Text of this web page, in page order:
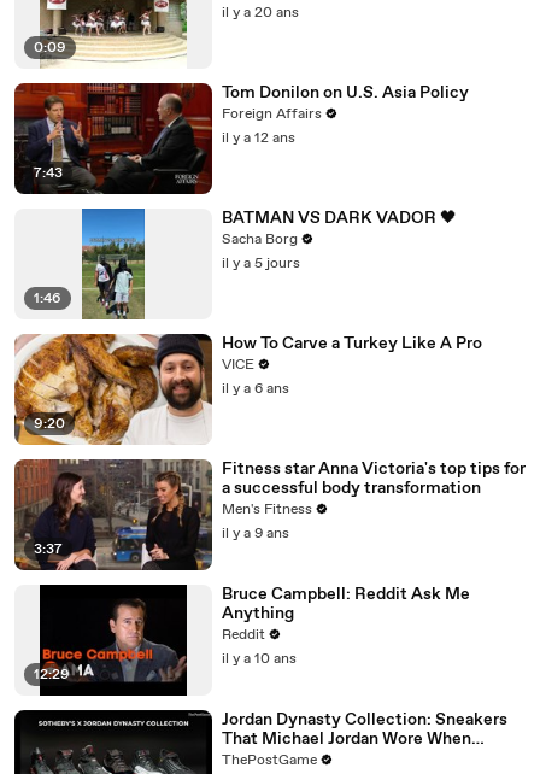
0:09
il y a 20 ans
7:43
Tom Donilon on U.S. Asia Policy
Foreign Affairs
il y a 12 ans
1:46
BATMAN VS DARK VADOR 🖤
Sacha Borg
il y a 5 jours
9:20
How To Carve a Turkey Like A Pro
VICE
il y a 6 ans
3:37
Fitness star Anna Victoria's top tips for
a successful body transformation
Men's Fitness
il y a 9 ans
12:29
Bruce Campbell: Reddit Ask Me
Anything
Reddit
il y a 10 ans
Jordan Dynasty Collection: Sneakers
That Michael Jordan Wore When
Winning Six NBA Titles
ThePostGame